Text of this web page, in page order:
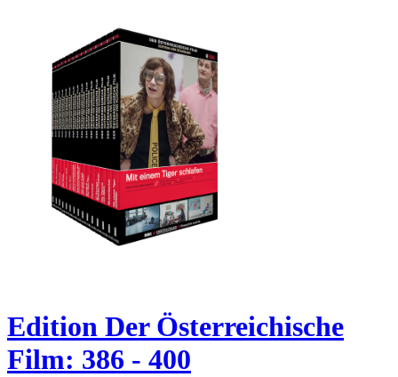
Edition Der Österreichische
Film: 386 - 400